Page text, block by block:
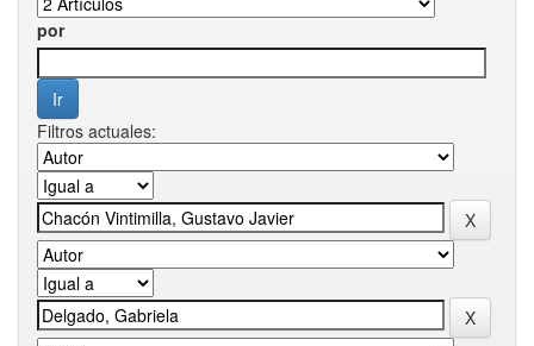
por
Filtros actuales: